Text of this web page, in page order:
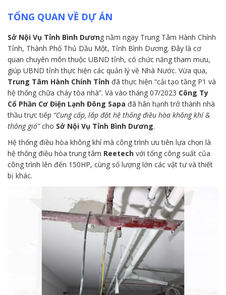
TỔNG QUAN VỀ DỰ ÁN
Sở Nội Vụ Tỉnh Bình Dương nằm ngay Trung Tâm Hành Chính
Tỉnh, Thành Phố Thủ Dầu Một, Tỉnh Bình Dương. Đây là cơ
quan chuyên môn thuộc UBND tỉnh, có chức năng tham mưu,
giúp UBND tỉnh thực hiện các quản lý về Nhà Nước. Vừa qua,
Trung Tâm Hành Chính Tỉnh đã thực hiện “cải tạo tầng P1 và
hệ thống chữa cháy tòa nhà”. Và vào tháng 07/2023 Công Ty
Cổ Phần Cơ Điện Lạnh Đông Sapa đã hân hạnh trở thành nhà
thầu trực tiếp “Cung cấp, lắp đặt hệ thống điều hòa không khí &
thông gió”cho Sở Nội Vụ Tỉnh Bình Dương.
Hệ thống điều hòa không khí mà công trình ưu tiên lựa chọn là
hệ thống điều hòa trung tâm Reetech với tổng công suất của
công trình lên đến 150HP, cùng số lượng lớn các vật tư và thiết
bị khác.